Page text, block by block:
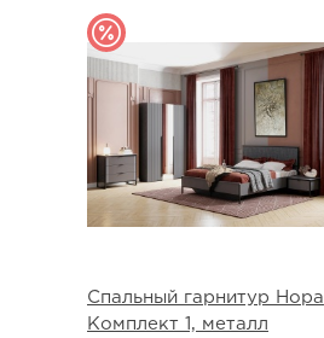
Спальный гарнитур Нора
Комплект 1, металл